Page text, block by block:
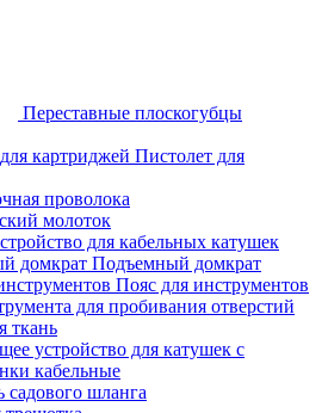
Переставные плоскогубцы
Пистолет для
проволока
молоток
для кабельных катушек
Подъемный домкрат
Пояс для инструментов
для пробивания отверстий
ткань
устройство для катушек с
кабельные
садового шланга